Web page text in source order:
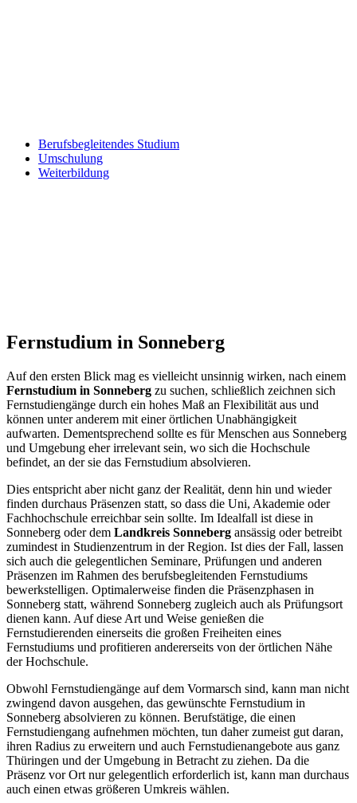
Berufsbegleitendes Studium
Umschulung
Weiterbildung
Fernstudium in Sonneberg
Auf den ersten Blick mag es vielleicht unsinnig wirken, nach einem
Fernstudium in Sonneberg zu suchen, schließlich zeichnen sich
Fernstudiengänge durch ein hohes Maß an Flexibilität aus und
können unter anderem mit einer örtlichen Unabhängigkeit
aufwarten. Dementsprechend sollte es für Menschen aus Sonneberg
und Umgebung eher irrelevant sein, wo sich die Hochschule
befindet, an der sie das Fernstudium absolvieren.
Dies entspricht aber nicht ganz der Realität, denn hin und wieder
finden durchaus Präsenzen statt, so dass die Uni, Akademie oder
Fachhochschule erreichbar sein sollte. Im Idealfall ist diese in
Sonneberg oder dem Landkreis Sonneberg ansässig oder betreibt
zumindest in Studienzentrum in der Region. Ist dies der Fall, lassen
sich auch die gelegentlichen Seminare, Prüfungen und anderen
Präsenzen im Rahmen des berufsbegleitenden Fernstudiums
bewerkstelligen. Optimalerweise finden die Präsenzphasen in
Sonneberg statt, während Sonneberg zugleich auch als Prüfungsort
dienen kann. Auf diese Art und Weise genießen die
Fernstudierenden einerseits die großen Freiheiten eines
Fernstudiums und profitieren andererseits von der örtlichen Nähe
der Hochschule.
Obwohl Fernstudiengänge auf dem Vormarsch sind, kann man nicht
zwingend davon ausgehen, das gewünschte Fernstudium in
Sonneberg absolvieren zu können. Berufstätige, die einen
Fernstudiengang aufnehmen möchten, tun daher zumeist gut daran,
ihren Radius zu erweitern und auch Fernstudienangebote aus ganz
Thüringen und der Umgebung in Betracht zu ziehen. Da die
Präsenz vor Ort nur gelegentlich erforderlich ist, kann man durchaus
auch einen etwas größeren Umkreis wählen.